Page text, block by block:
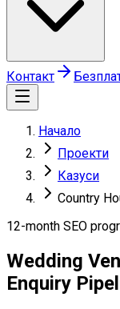
Контакт
Начало
Проекти
Казуси
Country
12-month SEO
Wedding
Enquiry